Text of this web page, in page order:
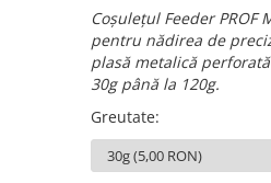
Coșulețul Feeder
pentru nădirea de
plasă metalică
30g până la 120g.
Greutate: